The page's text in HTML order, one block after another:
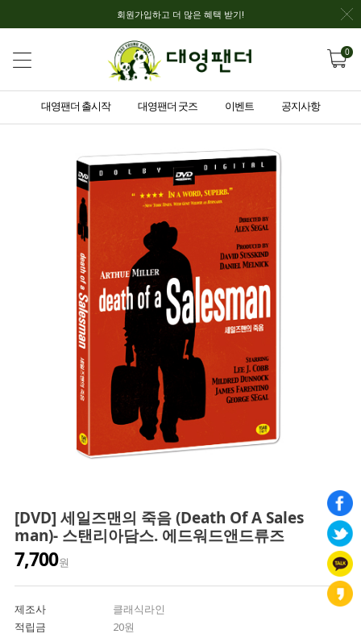
회원가입하고 더 많은 혜택 받기!
0
대영팬더 출시작 대영팬더 굿즈 이벤트 공지사항
[DVD] 세일즈맨의 죽음 (Death Of A Sales
man)- 스탠리아담스. 에드워드앤드류즈
7,700원
제조사
클래식라인
적립금
20원